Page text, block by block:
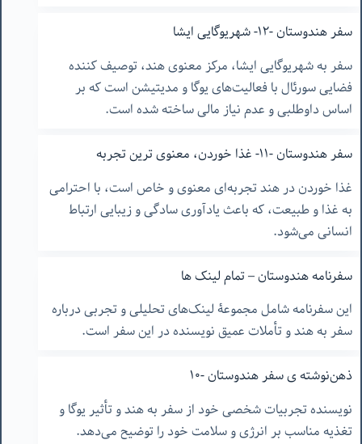
سفر هندوستان -١٢- شهریوگایی ایشا
سفر به شهریوگایی ایشا، مرکز معنوی هند، توصیف کننده
فضایی سورئال با فعالیت‌های یوگا و مدیتیشن است که بر
اساس داوطلبی و عدم نیاز مالی ساخته شده است.
سفر هندوستان -١١- غذا خوردن، معنوی ترین تجربه
غذا خوردن در هند تجربه‌ای معنوی و خاص است، با احترامی
به غذا و طبیعت، که باعث یادآوری سادگی و زیبایی ارتباط
انسانی می‌شود.
سفرنامه هندوستان – تمام لینک ها
این سفرنامه شامل مجموعۀ لینک‌های تحلیلی و تجربی درباره
سفر به هند و تأملات عمیق نویسنده در این سفر است.
ذهن‌نوشته ‌ی سفر هندوستان -١٠
نویسنده تجربیات شخصی خود از سفر به هند و تأثیر یوگا و
تغذیه مناسب بر انرژی و سلامت خود را توضیح می‌دهد.